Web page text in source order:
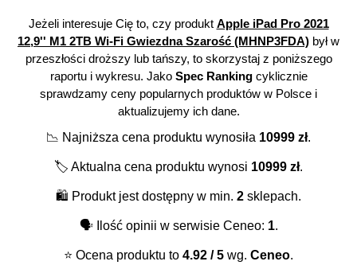
Jeżeli interesuje Cię to, czy produkt Apple iPad Pro 2021
12,9'' M1 2TB Wi-Fi Gwiezdna Szarość (MHNP3FDA) był w
przeszłości droższy lub tańszy, to skorzystaj z poniższego
raportu i wykresu. Jako Spec Rankingcyklicznie
sprawdzamy ceny popularnych produktów w Polsce i
aktualizujemy ich dane.
📉 Najniższa cena produktu wynosiła 10999 zł.
🏷️ Aktualna cena produktu wynosi 10999 zł.
🛍️ Produkt jest dostępny w min. 2 sklepach.
🗣️Ilość opinii w serwisie Ceneo: 1.
⭐️ Ocena produktu to 4.92 / 5 wg. Ceneo.